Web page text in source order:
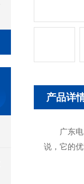
产品详
广东电动
说，它的